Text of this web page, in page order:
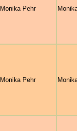
Monika Pehr
Monika Pehr